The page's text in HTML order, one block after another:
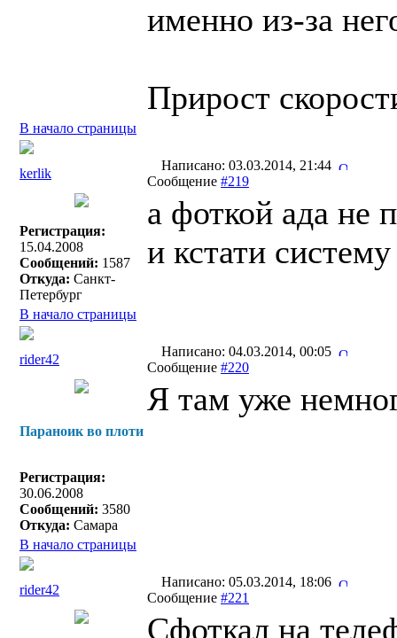
именно из-за
Прирост
В начало страницы
kerlik
Написано: 03.03.2014, 21:44
Сообщение #219
Регистрация:
15.04.2008
Сообщений: 1587
Откуда: Санкт-
Петербург
а фоткой ада не
и кстати
В начало страницы
rider42
Написано: 04.03.2014, 00:05
Сообщение #220
Параноик во плоти
Регистрация:
30.06.2008
Сообщений: 3580
Откуда: Самара
Я там уже
В начало страницы
rider42
Написано: 05.03.2014, 18:06
Сообщение #221
Сфоткал на